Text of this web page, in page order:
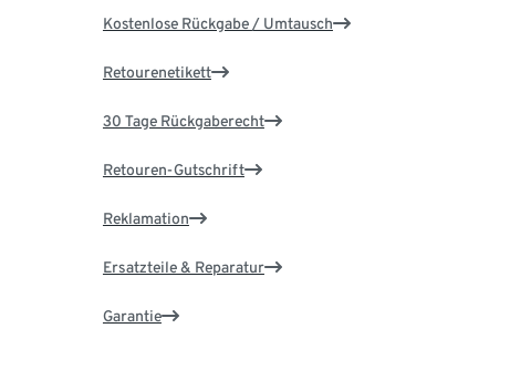
Kostenlose Rückgabe / Umtausch
Retourenetikett
30 Tage Rückgaberecht
Retouren-Gutschrift
Reklamation
Ersatzteile & Reparatur
Garantie